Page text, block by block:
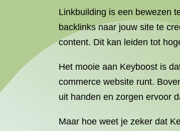
Linkbuilding is een bewezen
backlinks naar jouw site te
content. Dit kan leiden tot
Het mooie aan Keyboost is
commerce website runt.
uit handen en zorgen ervoor
Maar hoe weet je zeker dat